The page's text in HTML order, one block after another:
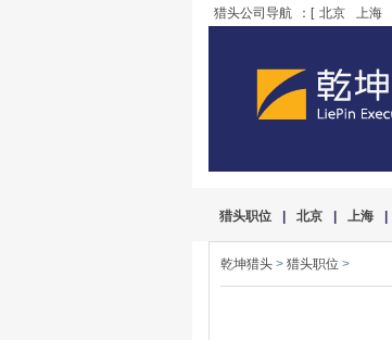
猎头公司导航 ：[ 北京 上海
猎头职位 北京 上海
乾坤猎头 > 猎头职位 >